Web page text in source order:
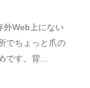
外Web上にない
でちょっと爪の
です。背…